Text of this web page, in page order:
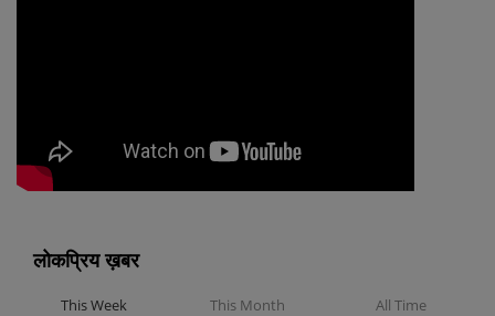
लोकप्रिय ख़बर
This Week This Month All Time